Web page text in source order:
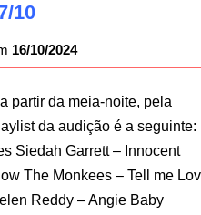
10
16/10/2024
partir da meia-noite, pela
da audição é a seguinte:
Siedah Garrett – Innocent
The Monkees – Tell me
Reddy – Angie Baby